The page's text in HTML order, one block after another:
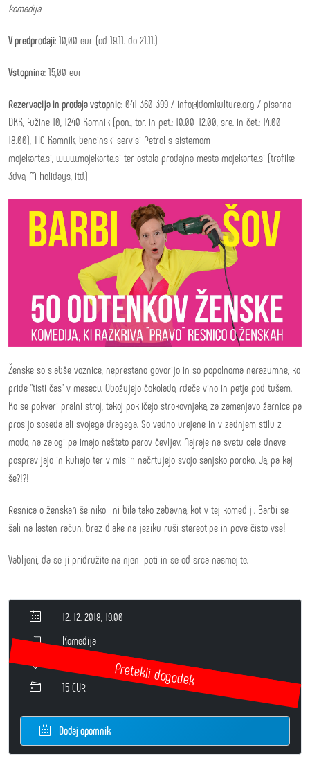
komedija
V predprodaji: 10,00 eur (od 19.11. do 21.11.)
Vstopnina: 15,00 eur
Rezervacija in prodaja vstopnic: 041 360 399 / info@domkulture.org / pisarna
DKK, Fužine 10, 1240 Kamnik (pon., tor. in pet.: 10.00–12.00, sre. in čet.: 14.00–
18.00), TIC Kamnik, bencinski servisi Petrol s sistemom
mojekarte.si, www.mojekarte.si ter ostala prodajna mesta mojekarte.si (trafike
3dva, M holidays, itd.)
Ženske so slabše voznice, neprestano govorijo in so popolnoma nerazumne, ko
pride "tisti čas" v mesecu. Obožujejo čokolado, rdeče vino in petje pod tušem.
Ko se pokvari pralni stroj, takoj pokličejo strokovnjaka, za zamenjavo žarnice pa
prosijo soseda ali svojega dragega. So vedno urejene in v zadnjem stilu z
modo, na zalogi pa imajo nešteto parov čevljev. Najraje na svetu cele dneve
pospravljajo in kuhajo ter v mislih načrtujejo svojo sanjsko poroko. Ja, pa kaj
še?!?!
Resnica o ženskah še nikoli ni bila tako zabavna, kot v tej komediji. Barbi se
šali na lasten račun, brez dlake na jeziku ruši stereotipe in pove čisto vse!
Vabljeni, da se ji pridružite na njeni poti in se od srca nasmejite.
12. 12. 2018, 19.00
Komedija
15 EUR
Dodaj opomnik